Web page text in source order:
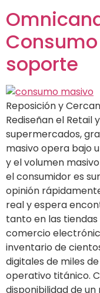
soporte
Reposición y
Rediseñan el Retail
supermercados,
masivo opera bajo
y el volumen
el consumidor es
opinión
real y espera
tanto en las
comercio
inventario de
digitales de miles
operativo titánico.
disponibilidad de